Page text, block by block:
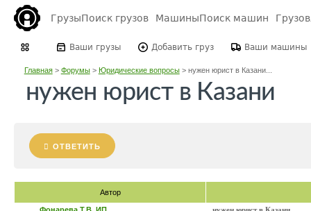
ГрузыПоиск грузов МашиныПоиск машин
Ваши грузы Добавить груз Ваши машины
Главная> Форумы> Юридические вопросы> нужен юрист в Казани...
нужен юрист в Казани
ОТВЕТИТЬ
Автор